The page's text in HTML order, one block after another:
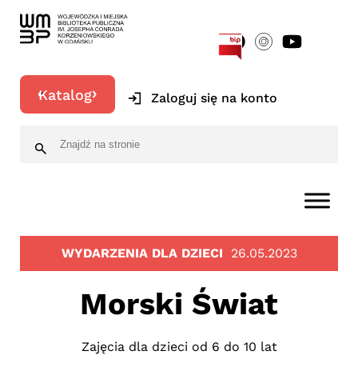
Katalog Zaloguj się na konto
WYDARZENIA DLA DZIECI 26.05.2023
Morski Świat
Zajęcia dla dzieci od 6 do 10 lat